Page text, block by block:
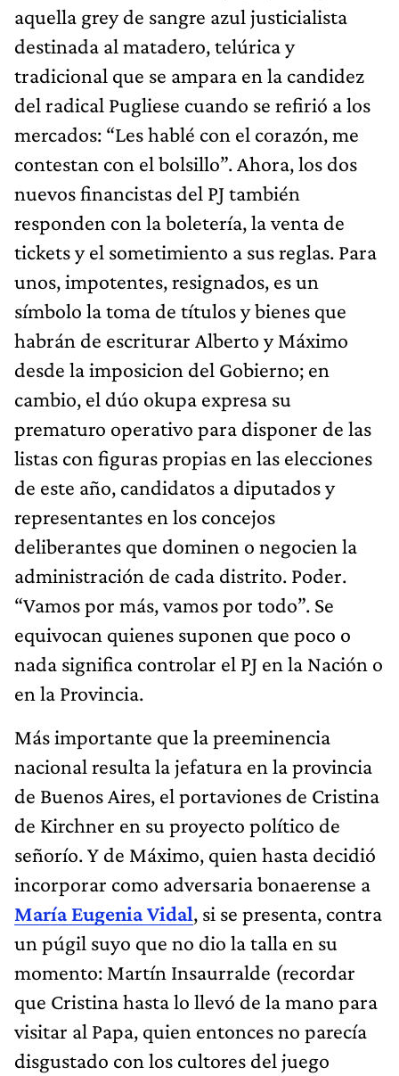
aquella grey de sangre azul justicialista
destinada al matadero, telúrica y
tradicional que se ampara en la candidez
del radical Pugliese cuando se refirió a los
mercados: “Les hablé con el corazón, me
contestan con el bolsillo”. Ahora, los dos
nuevos financistas del PJ también
responden con la boletería, la venta de
tickets y el sometimiento a sus reglas. Para
unos, impotentes, resignados, es un
símbolo la toma de títulos y bienes que
habrán de escriturar Alberto y Máximo
desde la imposicion del Gobierno; en
cambio, el dúo okupa expresa su
prematuro operativo para disponer de las
listas con figuras propias en las elecciones
de este año, candidatos a diputados y
representantes en los concejos
deliberantes que dominen o negocien la
administración de cada distrito. Poder.
“Vamos por más, vamos por todo”. Se
equivocan quienes suponen que poco o
nada significa controlar el PJ en la Nación o
en la Provincia.
Más importante que la preeminencia
nacional resulta la jefatura en la provincia
de Buenos Aires, el portaviones de Cristina
de Kirchner en su proyecto político de
señorío. Y de Máximo, quien hasta decidió
incorporar como adversaria bonaerense a
María Eugenia Vidal, si se presenta, contra
un púgil suyo que no dio la talla en su
momento: Martín Insaurralde (recordar
que Cristina hasta lo llevó de la mano para
visitar al Papa, quien entonces no parecía
disgustado con los cultores del juego